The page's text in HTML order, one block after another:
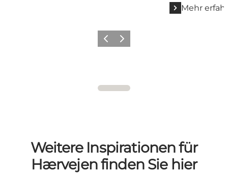
Mehr
ZurückWeiter
Weitere Inspirationen für
Hærvejen finden Sie hier